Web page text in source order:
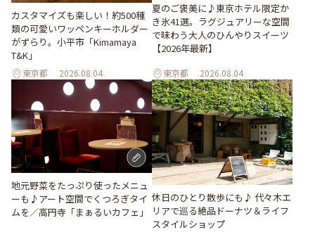
カスタマイズも楽しい！約500種
類の可愛いワッペンキーホルダー
がずらり。小平市「Kimamaya
T&K」
東京都 2026.08.04
夏のご褒美に♪東京ホテル限定か
き氷41選。ラグジュアリーな空間
で味わう大人のひんやりスイーツ
【2026年最新】
東京都 2026.08.04
地元野菜をたっぷり使ったメニュ
ーも♪アート空間でくつろぎタイ
ムを／高円寺「まぁるいカフェ」
休日のひとり散歩にも♪ 代々木エ
リアで巡る絶品ドーナツ＆ライフ
スタイルショップ